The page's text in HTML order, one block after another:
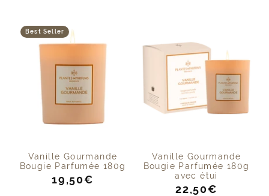
Best Seller
Vanille Gourmande
Bougie Parfumée 180g
Prix
19,50€
Vanille Gourmande
Bougie Parfumée 180g
avec étui
Prix
22,50€